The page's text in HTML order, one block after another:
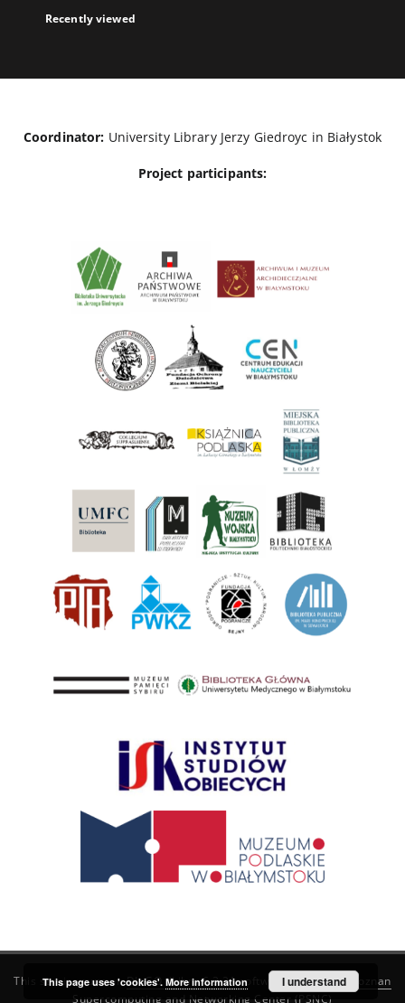
Recently viewed
Coordinator: University Library Jerzy Giedroyc in Białystok
Project participants:
This service runs onDInGO dLibra 6.3.21software created by
Poznan
Supercomputing and Networking Center (PSNC)
This page uses 'cookies'. More information I understand